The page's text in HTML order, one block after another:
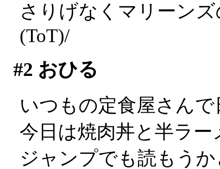
さりげなくマリーン
(ToT)/
#2 おひる
いつもの定食屋さん
今日は焼肉丼と半ラ
ジャンプでも読もう